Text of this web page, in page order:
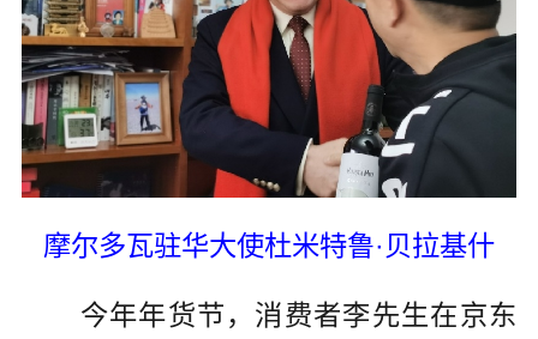
摩尔多瓦驻华大使杜米特鲁·贝拉基什
今年年货节，消费者李先生在京东